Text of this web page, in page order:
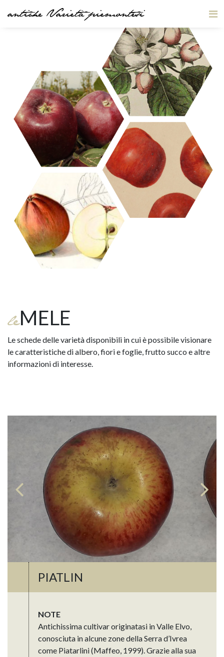
antiche Varietà piemontesi
leMELE
Le schede delle varietà disponibili in cui è possibile visionare
le caratteristiche di albero, fiori e foglie, frutto succo e altre
informazioni di interesse.
PIATLIN
NOTE
Antichissima cultivar originatasi in Valle Elvo,
conosciuta in alcune zone della Serra d’Ivrea
come Piatarlini (Maffeo, 1999). Grazie alla sua